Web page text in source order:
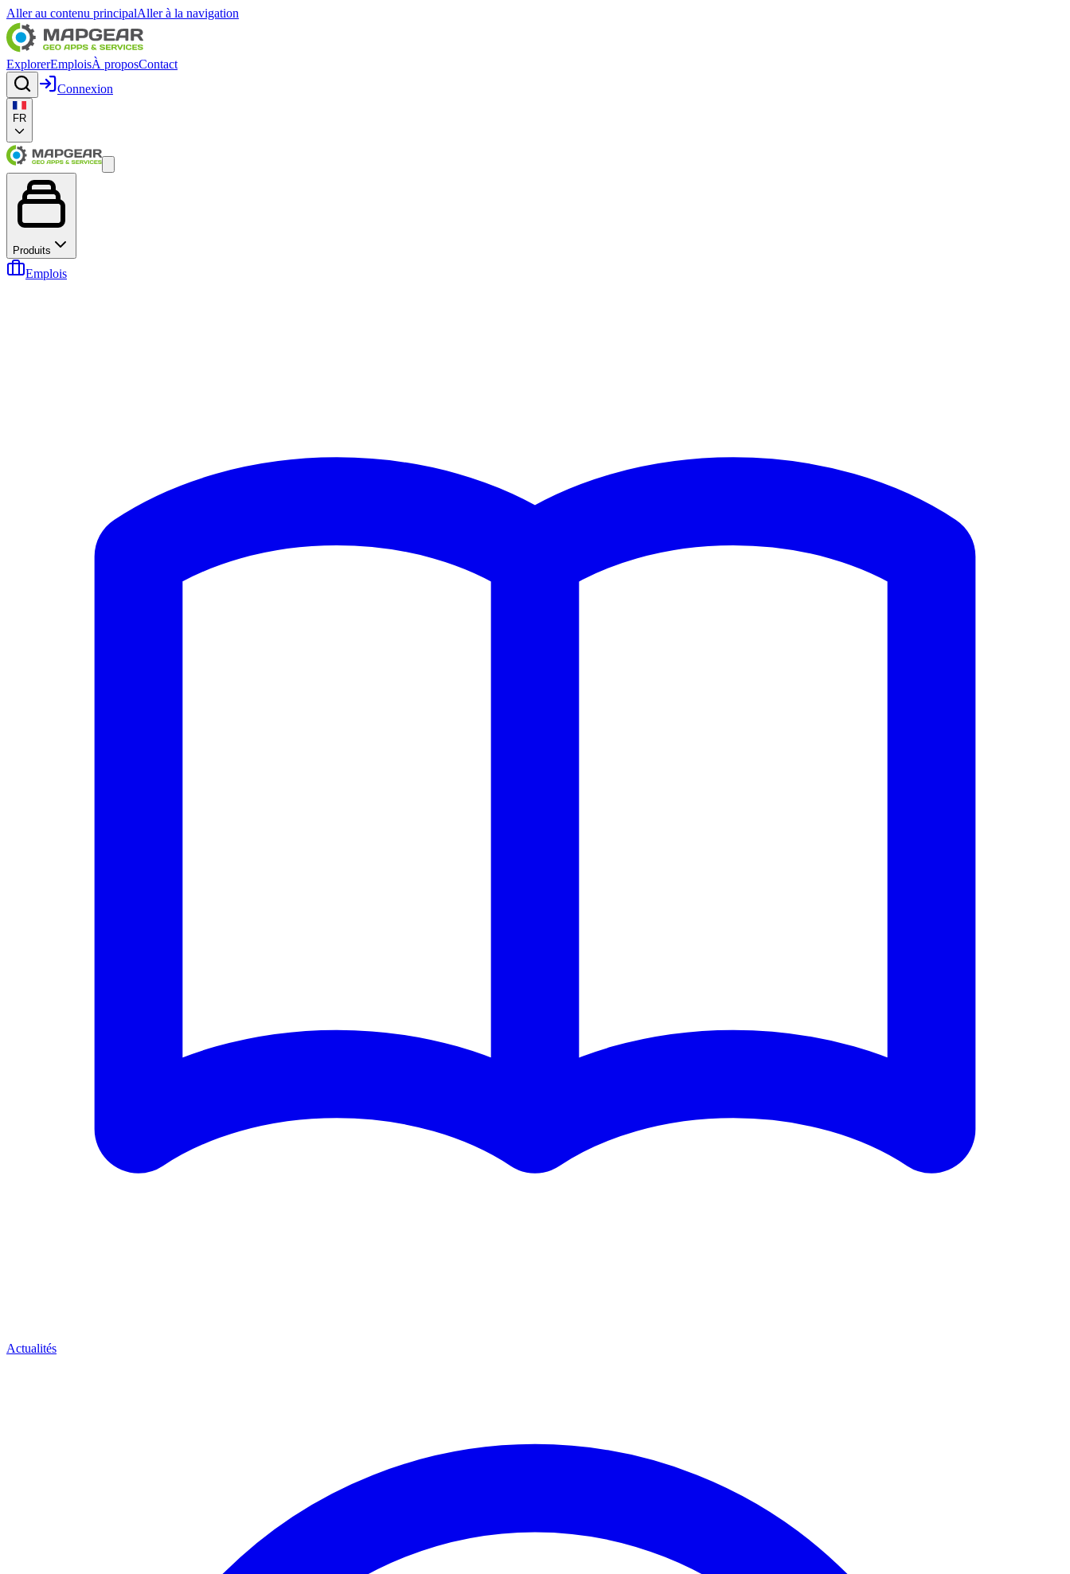
Aller au contenu principalAller à la navigation
ExplorerEmploisÀ proposContact
Connexion
FR
Produits
Emplois
Actualités